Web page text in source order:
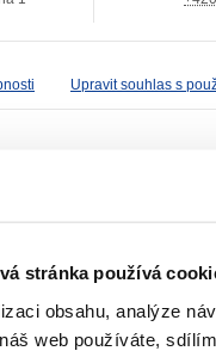
stránka používá
obsahu, analýze
web používáte,
Upravit souhlas s